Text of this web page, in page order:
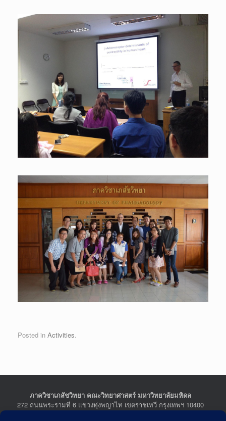
Posted in Activities.
ภาควิชาเภสัชวิทยา คณะวิทยาศาสตร์ มหาวิทยาลัยมหิดล
272 ถนนพระรามที่ 6 แขวงทุ่งพญาไท เขตราชเทวี กรุงเทพฯ 10400